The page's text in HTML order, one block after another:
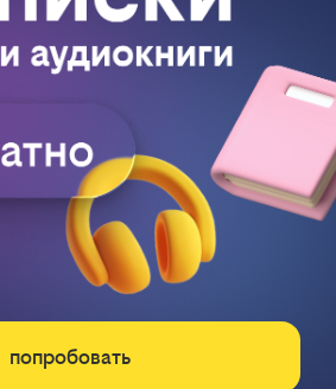
попробовать